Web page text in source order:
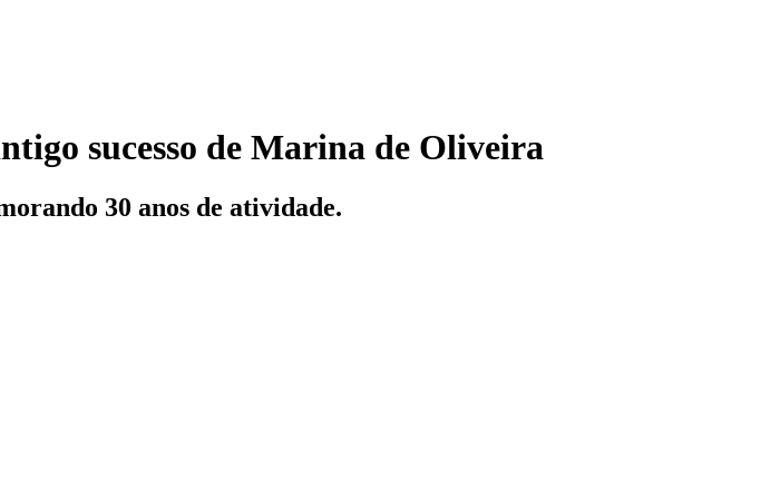
sucesso de Marina de Oliveira
30 anos de atividade.